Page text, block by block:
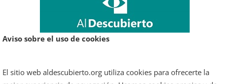
Aviso sobre el uso de cookies
El sitio web aldescubierto.org utiliza cookies para ofrecerte la